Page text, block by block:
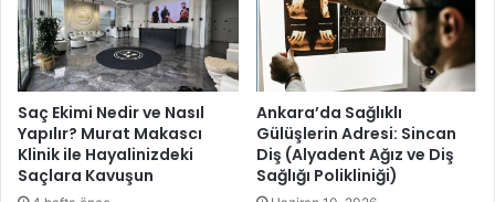
d
ı
e
r
i
ç
i
n
y
e
Saç Ekimi Nedir ve Nasıl
Yapılır? Murat Makascı
Klinik ile Hayalinizdeki
Saçlara Kavuşun
Ankara’da Sağlıklı
Gülüşlerin Adresi: Sincan
Diş (Alyadent Ağız ve Diş
Sağlığı Polikliniği)